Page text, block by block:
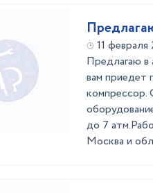
11
Предлагаю
вам приедет
до 7
Москва и